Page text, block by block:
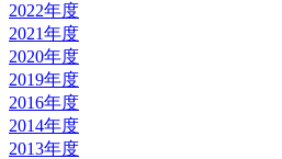
2022年度
2021年度
2020年度
2019年度
2016年度
2014年度
2013年度